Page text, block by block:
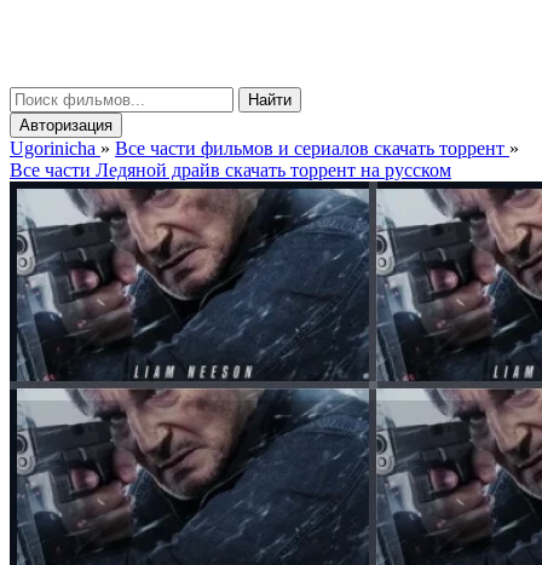
Найти
Авторизация
Ugorinicha » Все части фильмов и сериалов скачать торрент »
Все части Ледяной драйв скачать торрент на русском